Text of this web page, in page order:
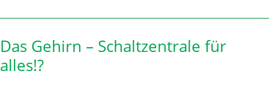
Das Gehirn – Schaltzentrale für
alles!?